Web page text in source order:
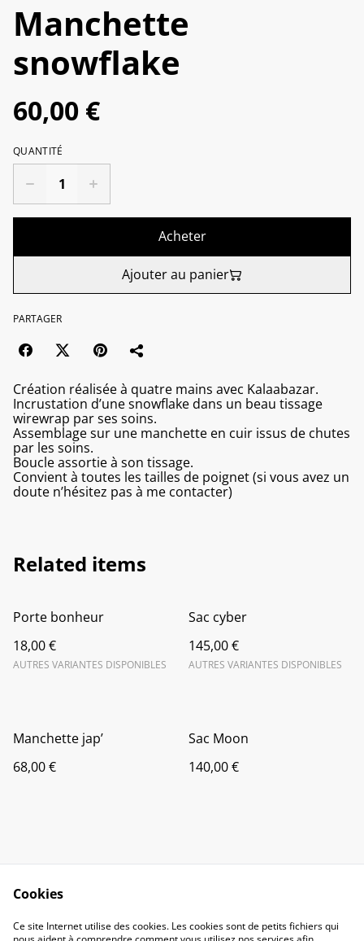
Manchette
snowflake
60,00 €
QUANTITÉ
Acheter
Ajouter au panier
PARTAGER
Création réalisée à quatre mains avec Kalaabazar.
Incrustation d’une snowflake dans un beau tissage
wirewrap par ses soins.
Assemblage sur une manchette en cuir issus de chutes
par les soins.
Boucle assortie à son tissage.
Convient à toutes les tailles de poignet (si vous avez un
doute n’hésitez pas à me contacter)
Related items
Porte bonheur
18,00 €
AUTRES VARIANTES DISPONIBLES
Sac cyber
145,00 €
AUTRES VARIANTES DISPONIBLES
Manchette jap’
68,00 €
Sac Moon
140,00 €
Contact Us
Legal Terms
Privacy Policy
Cookie Policy
Cookies
Ce site Internet utilise des cookies. Les cookies sont de petits fichiers qui